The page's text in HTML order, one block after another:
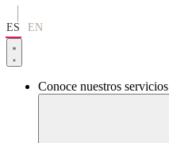
al
contenido
ES EN
Conoce nuestros servicios